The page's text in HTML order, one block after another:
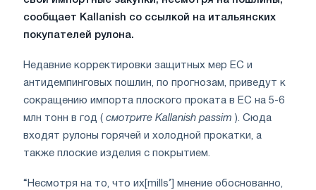
сообщает Kallanish со ссылкой на итальянских
покупателей рулона.
Недавние корректировки защитных мер ЕС и
антидемпинговых пошлин, по прогнозам, приведут к
сокращению импорта плоского проката в ЕС на 5-6
млн тонн в год ( смотрите Kallanish passim ). Сюда
входят рулоны горячей и холодной прокатки, а
также плоские изделия с покрытием.
“Несмотря на то, что их[mills’] мнение обоснованно,